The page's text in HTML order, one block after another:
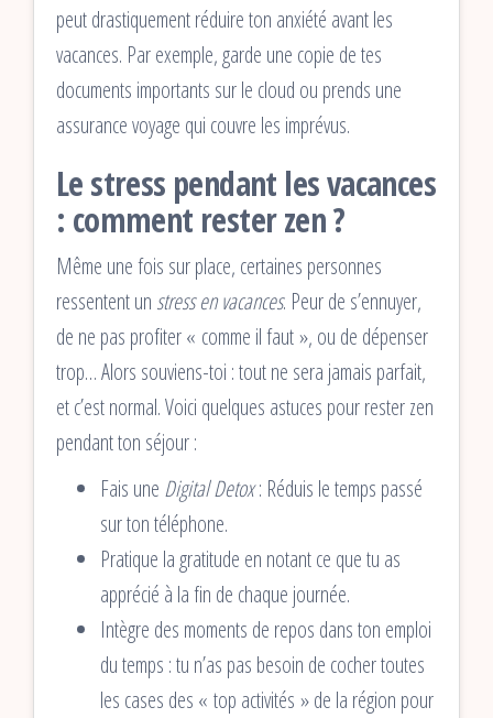
peut drastiquement réduire ton anxiété avant les
vacances. Par exemple, garde une copie de tes
documents importants sur le cloud ou prends une
assurance voyage qui couvre les imprévus.
Le stress pendant les vacances
: comment rester zen ?
Même une fois sur place, certaines personnes
ressentent un stress en vacances. Peur de s’ennuyer,
de ne pas profiter « comme il faut », ou de dépenser
trop… Alors souviens-toi : tout ne sera jamais parfait,
et c’est normal. Voici quelques astuces pour rester zen
pendant ton séjour :
Fais une Digital Detox: Réduis le temps passé
sur ton téléphone.
Pratique la gratitude en notant ce que tu as
apprécié à la fin de chaque journée.
Intègre des moments de repos dans ton emploi
du temps : tu n’as pas besoin de cocher toutes
les cases des « top activités » de la région pour